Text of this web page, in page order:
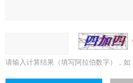
请输入计算结果（填写阿拉伯数字），如